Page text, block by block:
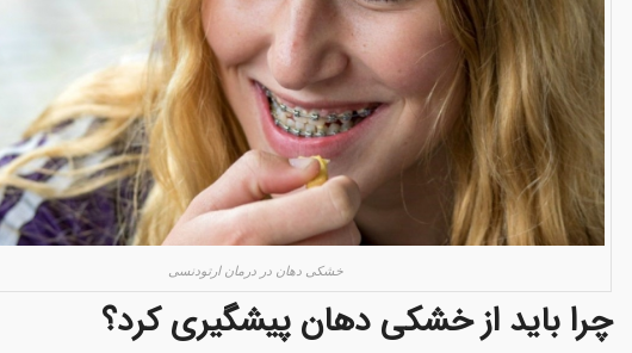
خشکی دهان در درمان ارتودنسی
چرا باید از خشکی دهان پیشگیری کرد؟